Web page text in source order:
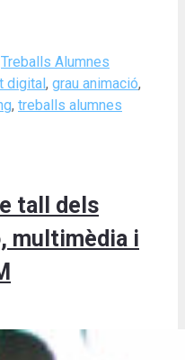
Treballs Alumnes
digital, grau animació,
, treballs alumnes
tall dels
multimèdia i